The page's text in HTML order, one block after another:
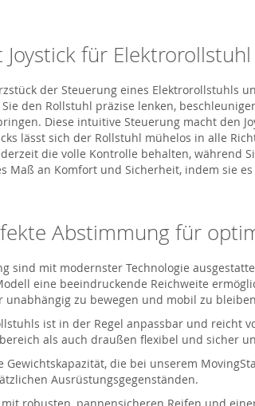
für Elektrorollstuhl
der Steuerung eines Elektrorollstuhls
den Rollstuhl präzise lenken,
. Diese intuitive Steuerung macht den
lässt sich der Rollstuhl mühelos in alle
die volle Kontrolle behalten,
Maß an Komfort und Sicherheit, indem sie
Abstimmung für
sind mit modernster Technologie
eine beeindruckende Reichweite
unabhängig zu bewegen und mobil zu bleiben
ist in der Regel anpassbar und reicht
als auch draußen flexibel und sicher
Gewichtskapazität, die bei unserem
Ausrüstungsgegenständen.